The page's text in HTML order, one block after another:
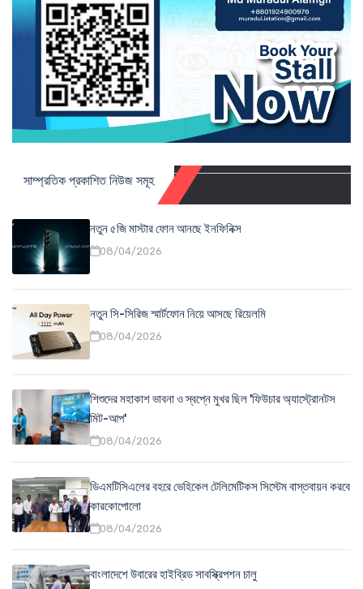
সাম্প্রতিক প্রকাশিত নিউজ সমূহ
নতুন ৫জি মাস্টার ফোন আনছে ইনফিনিক্স
08/04/2026
নতুন সি-সিরিজ স্মার্টফোন নিয়ে আসছে রিয়েলমি
08/04/2026
শিশুদের মহাকাশ ভাবনা ও স্বপ্নে মুখর ছিল 'ফিউচার অ্যাস্ট্রোনটস
মিট-আপ'
08/04/2026
ডিএমটিসিএলের বহরে ভেহিকেল টেলিমেটিকস সিস্টেম বাস্তবায়ন করবে
কারকোপোলো
08/04/2026
বাংলাদেশে উবারের হাইব্রিড সাবস্ক্রিপশন চালু